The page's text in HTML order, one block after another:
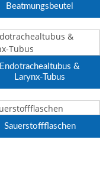
Beatmungsbeutel
Endotrachealtubus &
Larynx-Tubus
Sauerstoffflaschen